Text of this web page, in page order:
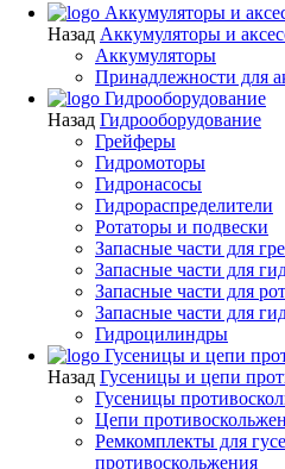
Аккумуляторы и
Назад Аккумуляторы и
Аккумуляторы
Принадлежности для
Гидрооборудование
Назад Гидрооборудование
Грейферы
Гидромоторы
Гидронасосы
Гидрораспределители
Ротаторы и подвески
Запасные части для
Запасные части для
Запасные части для
Запасные части для
Гидроцилиндры
Гусеницы и цепи
Назад Гусеницы и цепи
Гусеницы
Цепи
Ремкомплекты для
противоскольжения